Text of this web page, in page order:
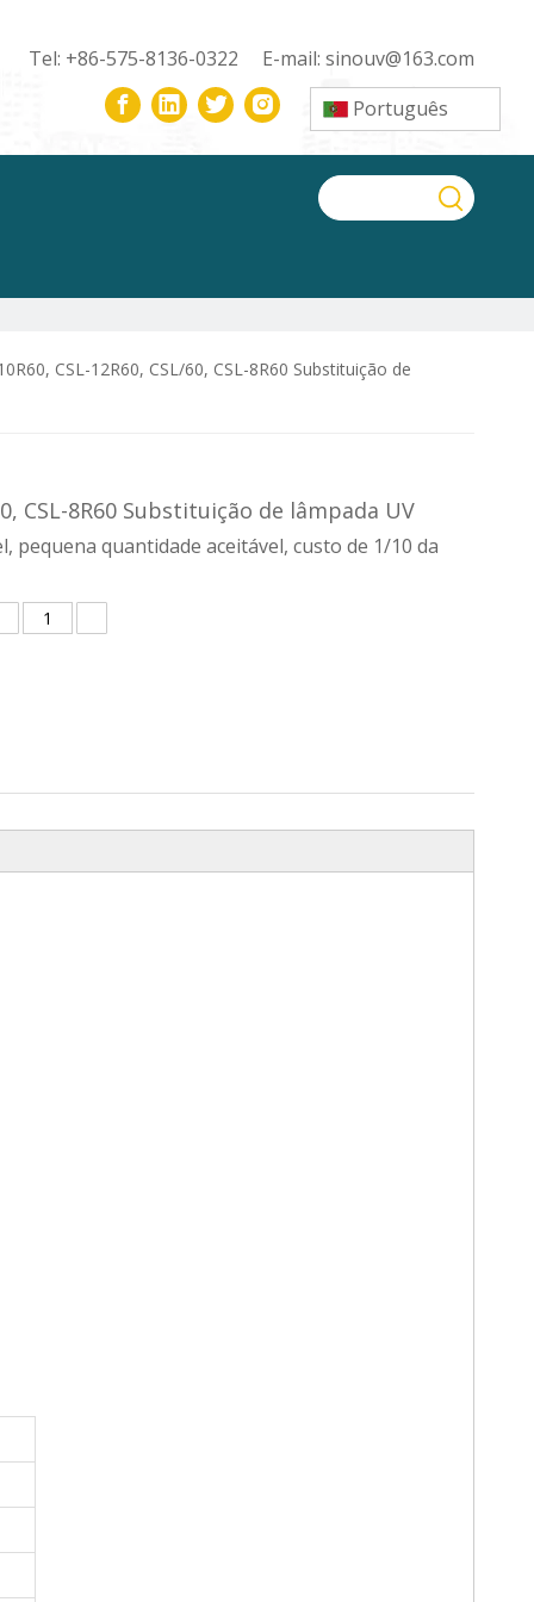
Tel: +86-575-8136-0322 E-mail: sinouv@163.com
Português
CSL-12R60, CSL/60, CSL-8R60 Substituição de
CSL-8R60 Substituição de lâmpada UV
pequena quantidade aceitável, custo de 1/10 da